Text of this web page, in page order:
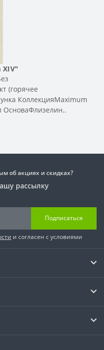
XIV"
(горячее
КоллекцияMaximum
ОсноваФлизелин..
об акциях и скидках?
рассылку
Подписаться
и согласен с условиями